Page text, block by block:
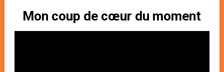
Mon coup de cœur du moment